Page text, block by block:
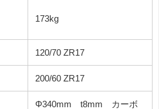
173kg
120/70 ZR17
200/60 ZR17
Φ340mm t8mm カーボ